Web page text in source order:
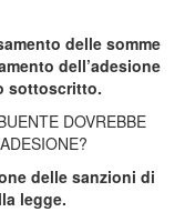
delle somme
dell’adesione
sottoscritto.
DOVREBBE
delle sanzioni di
legge.